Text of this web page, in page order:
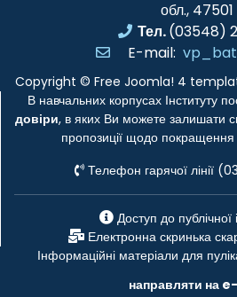
обл., 47501
Тел.(03548)
E-mail:
Copyright © Free Joomla! 4
В навчальних корпусах Інституту
довіри, в яких Ви можете залишати
пропозиції щодо покращення
Телефон гарячої лінії
Доступ до публічної
Електронна скринька
Інформаційні матеріали для
направляти на